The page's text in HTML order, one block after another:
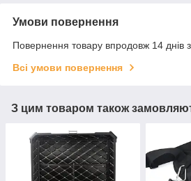
Умови повернення
Повернення товару впродовж 14 днів
Всі умови повернення
З цим товаром також